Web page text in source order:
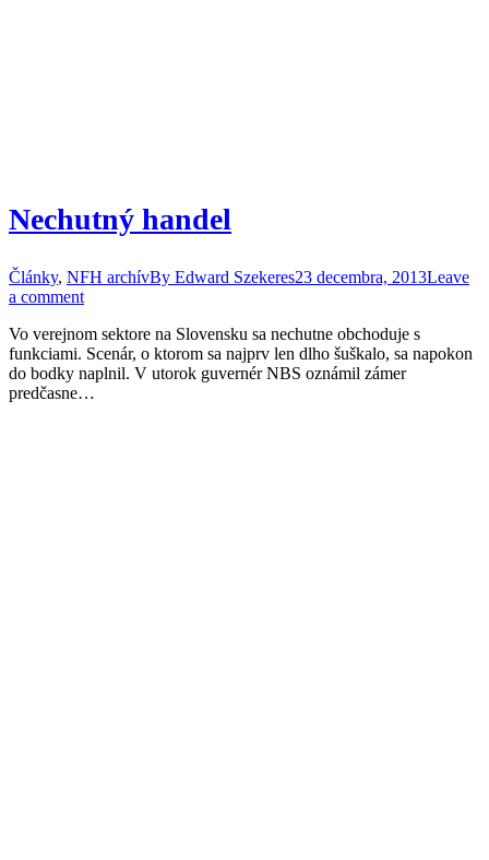
Nechutný handel
Články, NFH archívBy Edward Szekeres23 decembra, 2013Leave
a comment
Vo verejnom sektore na Slovensku sa nechutne obchoduje s
funkciami. Scenár, o ktorom sa najprv len dlho šuškalo, sa napokon
do bodky naplnil. V utorok guvernér NBS oznámil zámer
predčasne…